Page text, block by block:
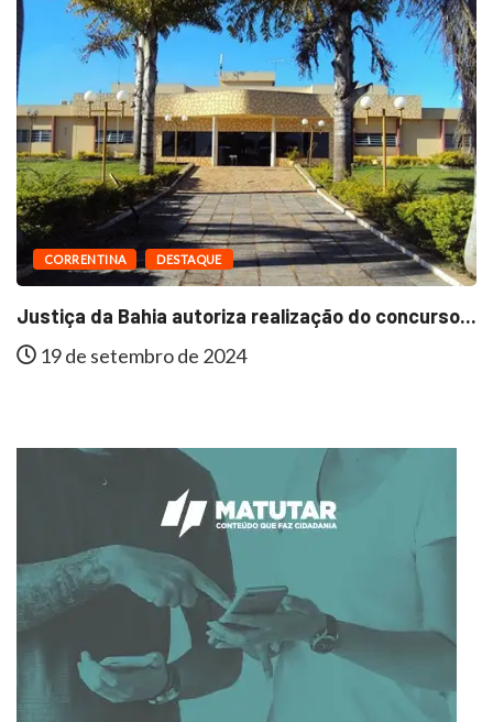
CORRENTINA DESTAQUE
Justiça da Bahia autoriza realização do concurso...
19 de setembro de 2024